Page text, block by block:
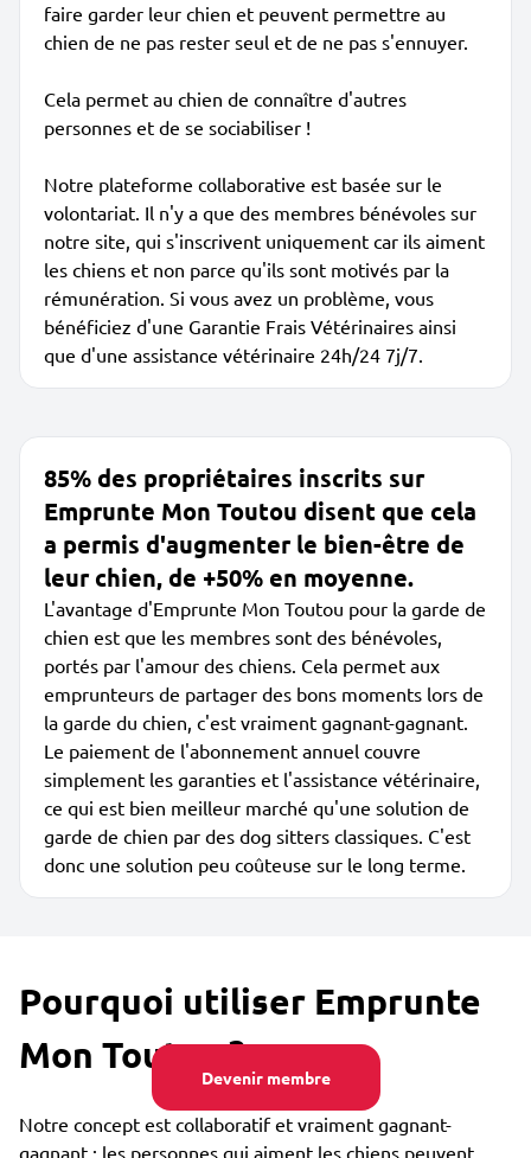
Devenir membre
faire garder leur chien et peuvent permettre au
chien de ne pas rester seul et de ne pas s'ennuyer.
Cela permet au chien de connaître d'autres
personnes et de se sociabiliser !
Notre plateforme collaborative est basée sur le
volontariat. Il n'y a que des membres bénévoles sur
notre site, qui s'inscrivent uniquement car ils aiment
les chiens et non parce qu'ils sont motivés par la
rémunération. Si vous avez un problème, vous
bénéficiez d'une Garantie Frais Vétérinaires ainsi
que d'une assistance vétérinaire 24h/24 7j/7.
85% des propriétaires inscrits sur
Emprunte Mon Toutou disent que cela
a permis d'augmenter le bien-être de
leur chien, de +50% en moyenne.
L'avantage d'Emprunte Mon Toutou pour la garde de
chien est que les membres sont des bénévoles,
portés par l'amour des chiens. Cela permet aux
emprunteurs de partager des bons moments lors de
la garde du chien, c'est vraiment gagnant-gagnant.
Le paiement de l'abonnement annuel couvre
simplement les garanties et l'assistance vétérinaire,
ce qui est bien meilleur marché qu'une solution de
garde de chien par des dog sitters classiques. C'est
donc une solution peu coûteuse sur le long terme.
Pourquoi utiliser Emprunte
Mon Toutou ?
Notre concept est collaboratif et vraiment gagnant-
gagnant : les personnes qui aiment les chiens peuvent